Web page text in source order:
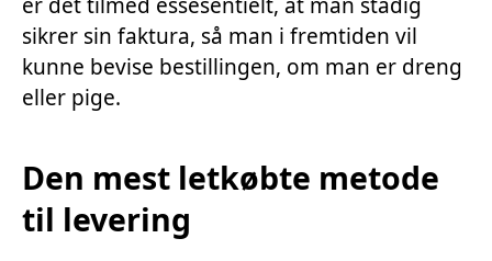
sikrer sin faktura, så man i fremtiden vil
kunne bevise bestillingen, om man er dreng
eller pige.
Den mest letkøbte metode
til levering